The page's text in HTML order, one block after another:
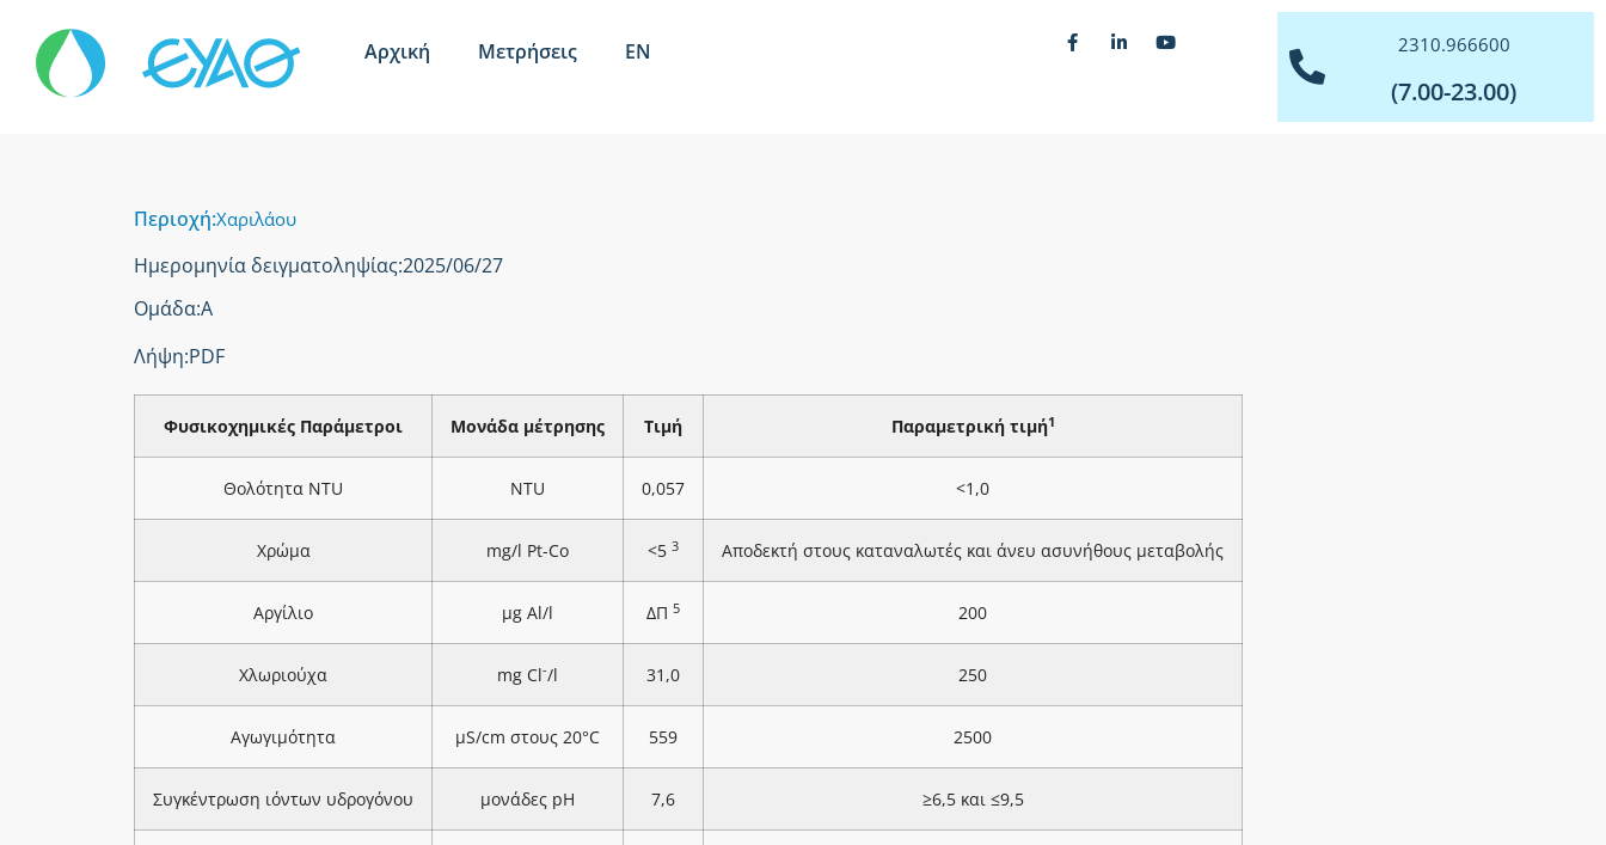
Αρχική Μετρήσεις EN 2310.966600
(7.00-23.00)
Περιοχή:Χαριλάου
Ημερομηνία δειγματοληψίας:2025/06/27
Ομάδα:Α
Λήψη:PDF
Φυσικοχημικές Παράμετροι Μονάδα μέτρησης Τιμή Παραμετρική τιμή1
Θολότητα NTU NTU 0,057 <1,0
Χρώμα mg/l Pt-Co <5 3 Αποδεκτή στους καταναλωτές και άνευ ασυνήθους μεταβολής
Αργίλιο μg Al/l ΔΠ 5 200
Χλωριούχα mg Cl-/l 31,0 250
Αγωγιμότητα μS/cm στους 20°C 559 2500
Συγκέντρωση ιόντων υδρογόνου μονάδες pH 7,6 ≥6,5 και ≤9,5